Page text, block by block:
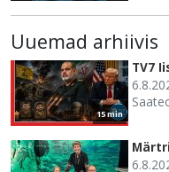
Uuemad arhiivis
15 min
TV7